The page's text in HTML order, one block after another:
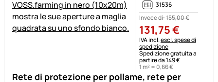
Rete di protezione per pollame, rete per
31536
Invece di:155,00€
131,75€
Informazioni fiscali:
IVA incl.escl. spese di
spedizione
Spedizione gratuita a
partire da 149 €
1 m² = 0,66€